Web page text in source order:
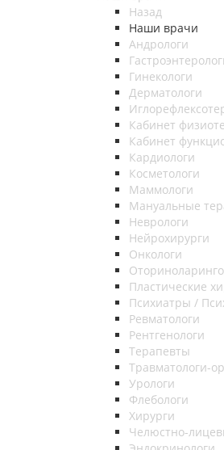
Назад
Наши врачи
Андрологи
Гинекологи
Дерматологи
Кабинет
Кабинет
Кардиологи
Косметологи
Маммологи
Мануальные
Неврологи
Нейрохирурги
Онкологи
Пластические
Психиатры /
Ревматологи
Рентгенологи
Терапевты
Травматологи-
Урологи
Флебологи
Хирурги
Челюстно-